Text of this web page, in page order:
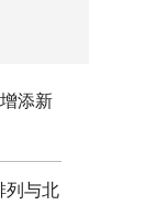
添新
列与北